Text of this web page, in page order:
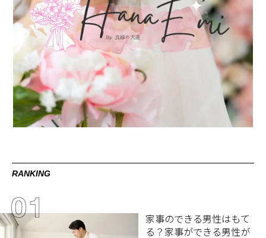
RANKING
家事のできる男性はもて
る？家事ができる男性が